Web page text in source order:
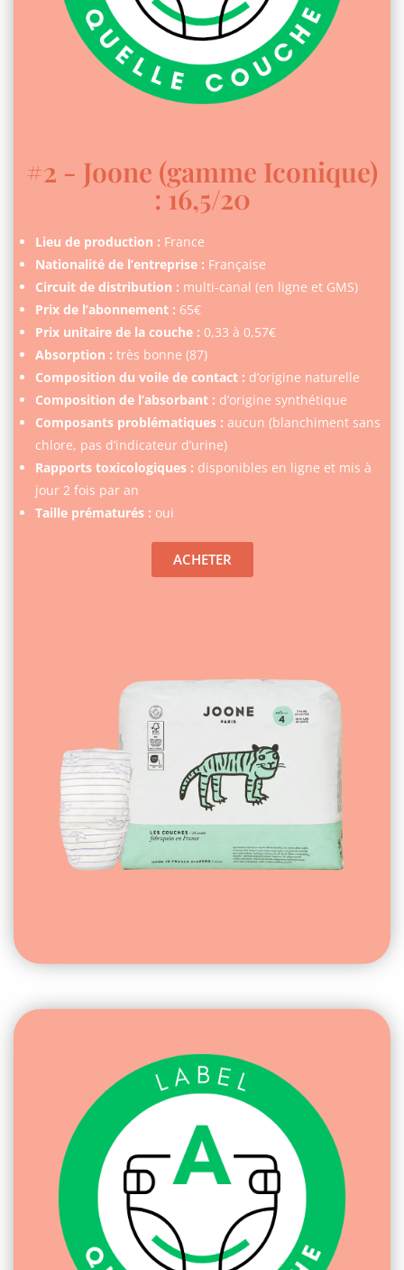
#2 - Joone (gamme Iconique)
: 16,5/20
Lieu de production : France
Nationalité de l’entreprise : Française
Circuit de distribution : multi-canal (en ligne et GMS)
Prix de l’abonnement : 65€
Prix unitaire de la couche : 0,33 à 0,57€
Absorption : très bonne (87)
Composition du voile de contact : d’origine naturelle
Composition de l’absorbant : d’origine synthétique
Composants problématiques : aucun (blanchiment sans
chlore, pas d’indicateur d’urine)
Rapports toxicologiques : disponibles en ligne et mis à
jour 2 fois par an
Taille prématurés : oui
ACHETER